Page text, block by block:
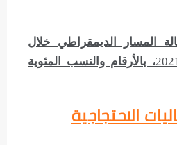
المسار الديمقراطي خلال
، بالأرقام والنسب المئوية
الاحتجاجية